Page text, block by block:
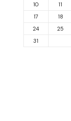
10
11
17
18
24
25
31